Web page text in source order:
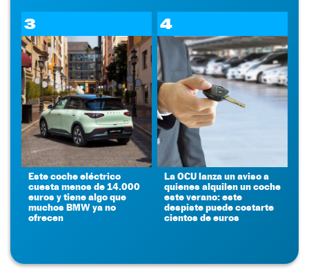
3
Este coche eléctrico
cuesta menos de 14.000
euros y tiene algo que
muchos BMW ya no
ofrecen
4
La OCU lanza un aviso a
quienes alquilen un coche
este verano: este
despiste puede costarte
cientos de euros